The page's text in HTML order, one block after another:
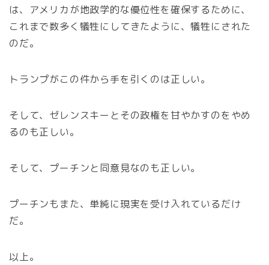
は、アメリカが地政学的な優位性を確保するために、
これまで数多く犠牲にしてきたように、犠牲にされた
のだ。
トランプがこの件から手を引くのは正しい。
そして、ゼレンスキーとその政権を甘やかすのをやめ
るのも正しい。
そして、プーチンと同意見なのも正しい。
プーチンもまた、単純に現実を受け入れているだけ
だ。
以上。